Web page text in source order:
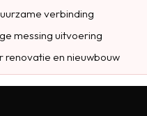
verbinding
messing uitvoering
renovatie en nieuwbouw